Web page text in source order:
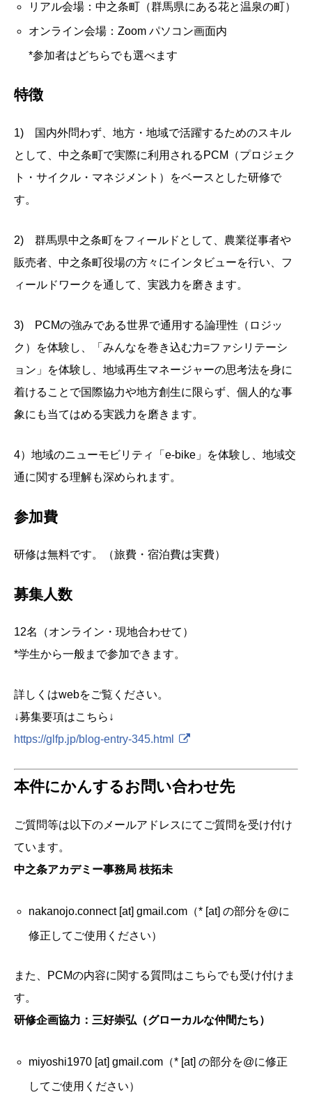
リアル会場：中之条町（群馬県にある花と温泉の町）
オンライン会場：Zoom パソコン画面内
*参加者はどちらでも選べます
特徴
1) 国内外問わず、地方・地域で活躍するためのスキル
として、中之条町で実際に利用されるPCM（プロジェク
ト・サイクル・マネジメント）をベースとした研修で
す。
2) 群馬県中之条町をフィールドとして、農業従事者や
販売者、中之条町役場の方々にインタビューを行い、フ
ィールドワークを通して、実践力を磨きます。
3) PCMの強みである世界で通用する論理性（ロジッ
ク）を体験し、「みんなを巻き込む力=ファシリテーシ
ョン」を体験し、地域再生マネージャーの思考法を身に
着けることで国際協力や地方創生に限らず、個人的な事
象にも当てはめる実践力を磨きます。
4）地域のニューモビリティ「e-bike」を体験し、地域交
通に関する理解も深められます。
参加費
研修は無料です。（旅費・宿泊費は実費）
募集人数
12名（オンライン・現地合わせて）
*学生から一般まで参加できます。
詳しくはwebをご覧ください。
↓募集要項はこちら↓
https://glfp.jp/blog-entry-345.html
本件にかんするお問い合わせ先
ご質問等は以下のメールアドレスにてご質問を受け付け
ています。
中之条アカデミー事務局 枝拓未
nakanojo.connect [at] gmail.com（* [at] の部分を@に
修正してご使用ください）
また、PCMの内容に関する質問はこちらでも受け付けま
す。
研修企画協力：三好崇弘（グローカルな仲間たち）
miyoshi1970 [at] gmail.com（* [at] の部分を@に修正
してご使用ください）